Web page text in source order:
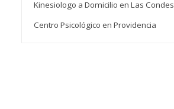
Kinesiologo a Domicilio en Las Condes
Centro Psicológico en Providencia